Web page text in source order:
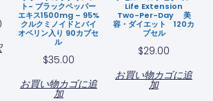
ト- ブラックペッパー
エキス1500mg – 95%
クルクミノイドとバイ
オペリン入り 90カプセ
ル
$35.00
お買い物カゴに追
加
Life Extension
Two-Per-Day 美
容・ダイエット 120カ
プセル
$29.00
お買い物カゴに追
加